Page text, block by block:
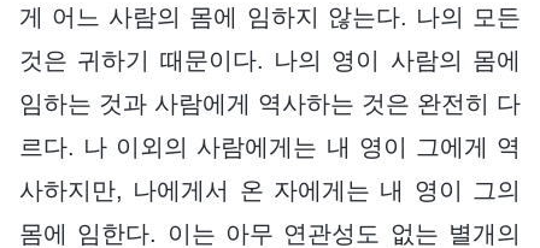
게 어느 사람의 몸에 임하지 않는다. 나의 모든
것은 귀하기 때문이다. 나의 영이 사람의 몸에
임하는 것과 사람에게 역사하는 것은 완전히 다
르다. 나 이외의 사람에게는 내 영이 그에게 역
사하지만, 나에게서 온 자에게는 내 영이 그의
몸에 임한다. 이는 아무 연관성도 없는 별개의